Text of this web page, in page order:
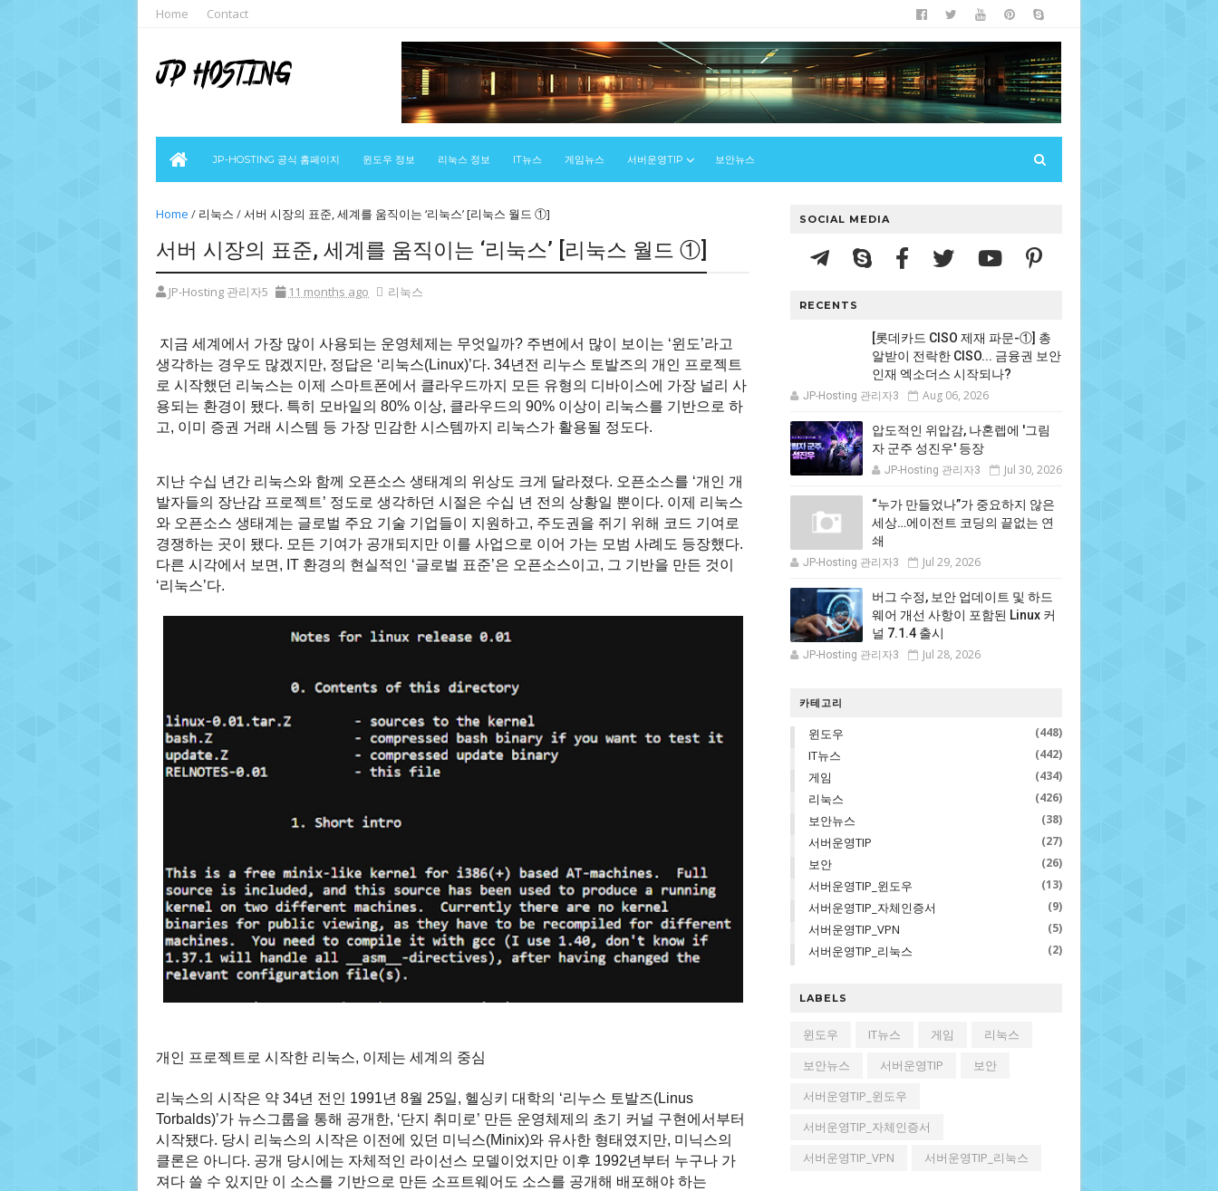
Home Contact
JP-HOSTING 공식 홈페이지 윈도우 정보 리눅스 정보 IT뉴스 게임뉴스 서버운영TIP 보안뉴스
Home / 리눅스 /서버 시장의 표준, 세계를 움직이는 ‘리눅스’ [리눅스 월드 ①]
서버 시장의 표준, 세계를 움직이는 ‘리눅스’ [리눅스 월드 ①]
JP-Hosting 관리자5 11 months ago 리눅스
지금 세계에서 가장 많이 사용되는 운영체제는 무엇일까? 주변에서 많이 보이는 ‘윈도’라고
생각하는 경우도 많겠지만, 정답은 ‘리눅스(Linux)’다. 34년전 리누스 토발즈의 개인 프로젝트
로 시작했던 리눅스는 이제 스마트폰에서 클라우드까지 모든 유형의 디바이스에 가장 널리 사
용되는 환경이 됐다. 특히 모바일의 80% 이상, 클라우드의 90% 이상이 리눅스를 기반으로 하
고, 이미 증권 거래 시스템 등 가장 민감한 시스템까지 리눅스가 활용될 정도다.
지난 수십 년간 리눅스와 함께 오픈소스 생태계의 위상도 크게 달라졌다. 오픈소스를 ‘개인 개
발자들의 장난감 프로젝트’ 정도로 생각하던 시절은 수십 년 전의 상황일 뿐이다. 이제 리눅스
와 오픈소스 생태계는 글로벌 주요 기술 기업들이 지원하고, 주도권을 쥐기 위해 코드 기여로
경쟁하는 곳이 됐다. 모든 기여가 공개되지만 이를 사업으로 이어 가는 모범 사례도 등장했다.
다른 시각에서 보면, IT 환경의 현실적인 ‘글로벌 표준’은 오픈소스이고, 그 기반을 만든 것이
‘리눅스’다.
개인 프로젝트로 시작한 리눅스, 이제는 세계의 중심
리눅스의 시작은 약 34년 전인 1991년 8월 25일, 헬싱키 대학의 ‘리누스 토발즈(Linus
Torbalds)’가 뉴스그룹을 통해 공개한, ‘단지 취미로’ 만든 운영체제의 초기 커널 구현에서부터
시작됐다. 당시 리눅스의 시작은 이전에 있던 미닉스(Minix)와 유사한 형태였지만, 미닉스의
클론은 아니다. 공개 당시에는 자체적인 라이선스 모델이었지만 이후 1992년부터 누구나 가
져다 쓸 수 있지만 이 소스를 기반으로 만든 소프트웨어도 소스를 공개해 배포해야 하는
SOCIAL MEDIA
RECENTS
[롯데카드 CISO 제재 파문-①] 총
알받이 전락한 CISO... 금융권 보안
인재 엑소더스 시작되나?
JP-Hosting 관리자3 Aug 06, 2026
압도적인 위압감, 나혼렙에 '그림
자 군주 성진우' 등장
JP-Hosting 관리자3 Jul 30, 2026
“누가 만들었나”가 중요하지 않은
세상…에이전트 코딩의 끝없는 연
쇄
JP-Hosting 관리자3 Jul 29, 2026
버그 수정, 보안 업데이트 및 하드
웨어 개선 사항이 포함된 Linux 커
널 7.1.4 출시
JP-Hosting 관리자3 Jul 28, 2026
카테고리
윈도우 (448)
IT뉴스 (442)
게임 (434)
리눅스 (426)
보안뉴스 (38)
서버운영TIP (27)
보안 (26)
서버운영TIP_윈도우 (13)
서버운영TIP_자체인증서 (9)
서버운영TIP_VPN (5)
서버운영TIP_리눅스 (2)
LABELS
윈도우 IT뉴스 게임
리눅스
보안뉴스
서버운영TIP
보안
서버운영TIP_윈도우
서버운영TIP_자체인증서
서버운영TIP_VPN
서버운영TIP_리눅스